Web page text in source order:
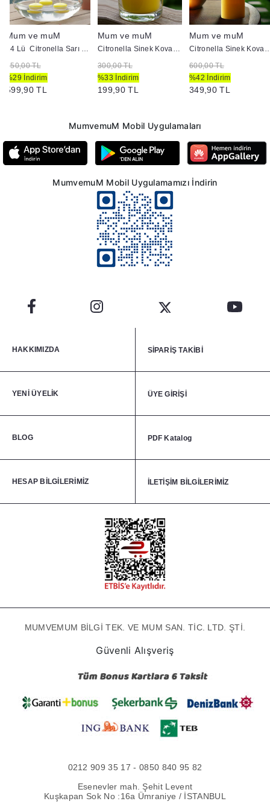
Mum ve muM
24 Lü Citronella Sarı Suda Yüzen Mum
850,00 TL
%29 İndirim
599,90 TL
Mum ve muM
Citronella Sinek Kovan Bardak Mum
300,00 TL
%33 İndirim
199,90 TL
Mum ve muM
Citronella Sinek Kovan
600,00 TL
%42 İndirim
349,90 TL
MumvemuM Mobil Uygulamaları
MumvemuM Mobil Uygulamamızı İndirin
HAKKIMIZDA SİPARİŞ TAKİBİ
YENİ ÜYELİK ÜYE GİRİŞİ
BLOG PDF Katalog
HESAP BİLGİLERİMİZ İLETİŞİM BİLGİLERİMİZ
MUMVEMUM BİLGİ TEK. VE MUM SAN. TİC. LTD. ŞTİ.
Güvenli Alışveriş
0212 909 35 17 - 0850 840 95 82
Esenevler mah. Şehit Levent
Kuşkapan Sok No :16a Ümraniye / İSTANBUL